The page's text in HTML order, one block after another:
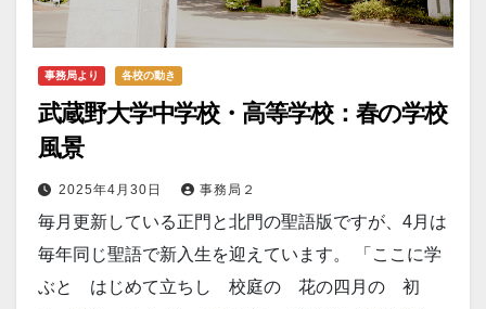
事務局より 各校の動き
武蔵野大学中学校・高等学校：春の学校
風景
2025年4月30日 事務局２
毎月更新している正門と北門の聖語版ですが、4月は
毎年同じ聖語で新入生を迎えています。 「ここに学
ぶと はじめて立ちし 校庭の 花の四月の 初